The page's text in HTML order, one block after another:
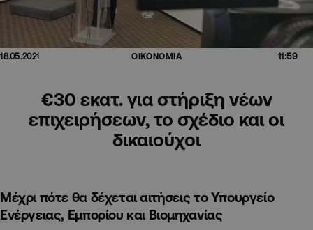
18.05.2021 ΟΙΚΟΝΟΜΙΑ 11:59
€30 εκατ. για στήριξη νέων
επιχειρήσεων, το σχέδιο και οι
δικαιούχοι
Μέχρι πότε θα δέχεται αιτήσεις το Υπουργείο
Ενέργειας, Εμπορίου και Βιομηχανίας